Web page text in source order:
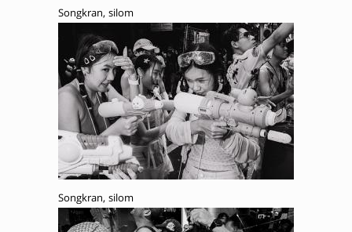
Songkran, silom
Songkran, silom